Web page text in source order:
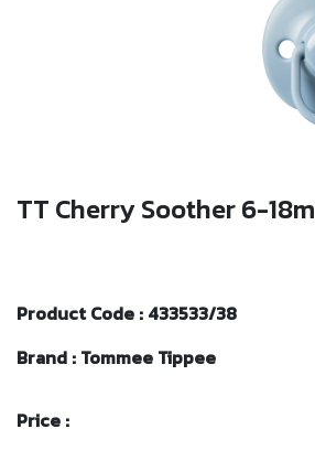
TT Cherry Soother 6-18m
Product Code : 433533/38
Brand : Tommee Tippee
Price :